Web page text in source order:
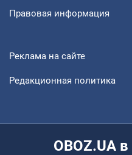
Правовая информация
Реклама на сайте
Редакционная политика
OBOZ.UA